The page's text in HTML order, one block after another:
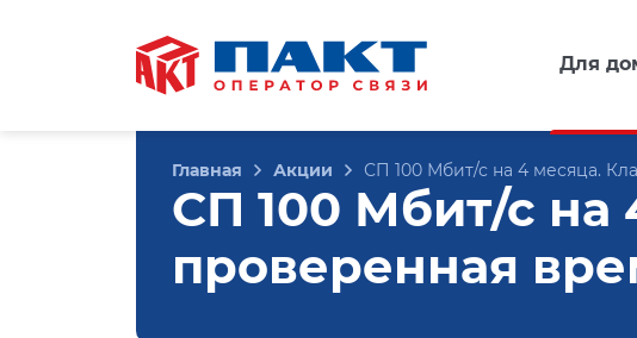
Для
Главная Акции СП 100 Мбит/с на 4 месяца.
СП 100 Мбит/с на
проверенная